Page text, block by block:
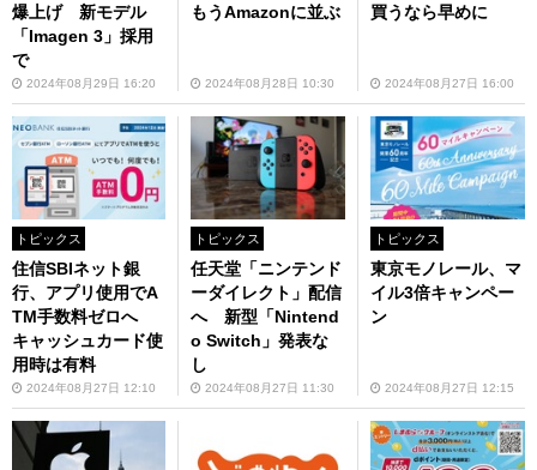
爆上げ 新モデル
「Imagen 3」採用
で
2024年08月29日 16:20
もうAmazonに並ぶ
2024年08月28日 10:30
買うなら早めに
2024年08月27日 16:00
トピックス
住信SBIネット銀
行、アプリ使用でA
TM手数料ゼロへ
キャッシュカード使
用時は有料
2024年08月27日 12:10
トピックス
任天堂「ニンテンド
ーダイレクト」配信
へ 新型「Nintend
o Switch」発表な
し
2024年08月27日 11:30
トピックス
東京モノレール、マ
イル3倍キャンペー
ン
2024年08月27日 12:15